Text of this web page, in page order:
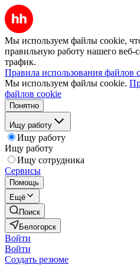
Мы используем файлы cookie,
правильную работу нашего веб-
трафик.
Правила использования файлов
Мы используем файлы cookie.
файлов cookie
Понятно
Ищу работу
Ищу работу
Ищу работу
Ищу сотрудника
Сервисы
Помощь
Ещё
Поиск
Белогорск
Войти
Войти
Создать резюме